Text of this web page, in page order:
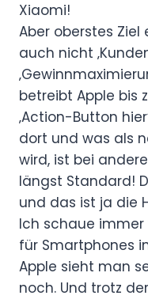
Xiaomi!
Aber oberstes
auch nicht
betreibt Apple bis
‚Action-Button
dort und was als
wird, ist bei
längst Standard!
und das ist ja die
Ich schaue
für Smartphones
Apple sieht man
noch. Und trotz